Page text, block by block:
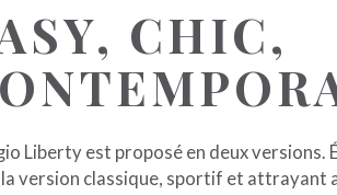
CHIC,
Liberty est proposé en deux
version classique, sportif et attrayant